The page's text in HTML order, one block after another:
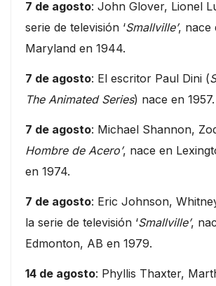
7 de agosto: John Glover, Lionel
serie de televisión ‘Smallville’, nace
Maryland en 1944.
7 de agosto: El escritor Paul Dini (
The Animated Series) nace en 1957.
7 de agosto: Michael Shannon,
Hombre de Acero’, nace en
en 1974.
7 de agosto: Eric Johnson,
la serie de televisión ‘Smallville’,
Edmonton, AB en 1979.
14 de agosto: Phyllis Thaxter,